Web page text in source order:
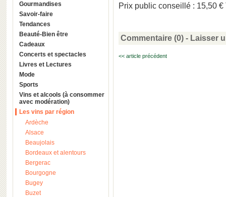
Gourmandises
Savoir-faire
Tendances
Beauté-Bien être
Cadeaux
Concerts et spectacles
Livres et Lectures
Mode
Sports
Vins et alcools (à consommer
avec modération)
Les vins par région
Ardèche
Alsace
Beaujolais
Bordeaux et alentours
Bergerac
Bourgogne
Bugey
Buzet
Prix public conseillé : 15,50
Commentaire (0) - Laisser
<< article précédent